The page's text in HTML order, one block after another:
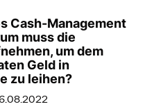
Cash-Management
muss die
um dem
Geld in
zu leihen?